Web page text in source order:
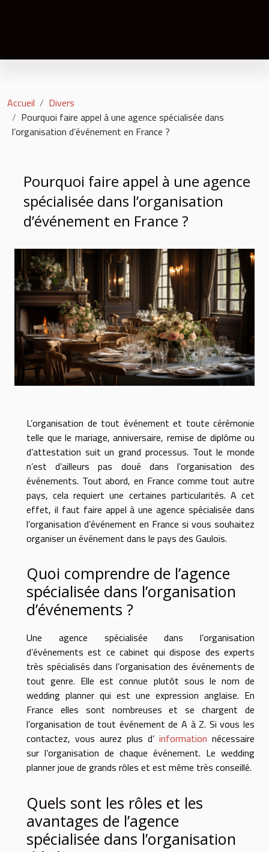
Accueil
Divers
Pourquoi faire appel à une agence spécialisée dans
l’organisation d’événement en France ?
Pourquoi faire appel à une agence
spécialisée dans l’organisation
d’événement en France ?
L’organisation de tout événement et toute cérémonie
telle que le mariage, anniversaire, remise de diplôme ou
d’attestation suit un grand processus. Tout le monde
n’est d’ailleurs pas doué dans l’organisation des
événements. Tout abord, en France comme tout autre
pays, cela requiert une certaines particularités. A cet
effet, il faut faire appel à une agence spécialisée dans
l’organisation d’événement en France si vous souhaitez
organiser un événement dans le pays des Gaulois.
Quoi comprendre de l’agence
spécialisée dans l’organisation
d’événements ?
Une agence spécialisée dans l’organisation
d’événements est ce cabinet qui dispose des experts
très spécialisés dans l’organisation des événements de
tout genre. Elle est connue plutôt sous le nom de
wedding planner qui est une expression anglaise. En
France elles sont nombreuses et se chargent de
l’organisation de tout événement de A à Z. Si vous les
contactez, vous aurez plus d’ information nécessaire
sur l’organisation de chaque événement. Le wedding
planner joue de grands rôles et est même très conseillé.
Quels sont les rôles et les
avantages de l’agence
spécialisée dans l’organisation